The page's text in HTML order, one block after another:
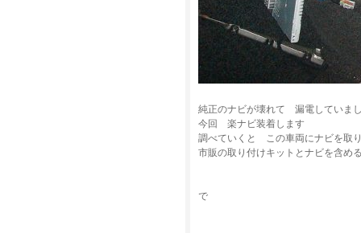
純正のナビが壊れて 漏電していま
今回 楽ナビ装着します
調べていくと この車両にナビを取
市販の取り付けキットとナビを含
で